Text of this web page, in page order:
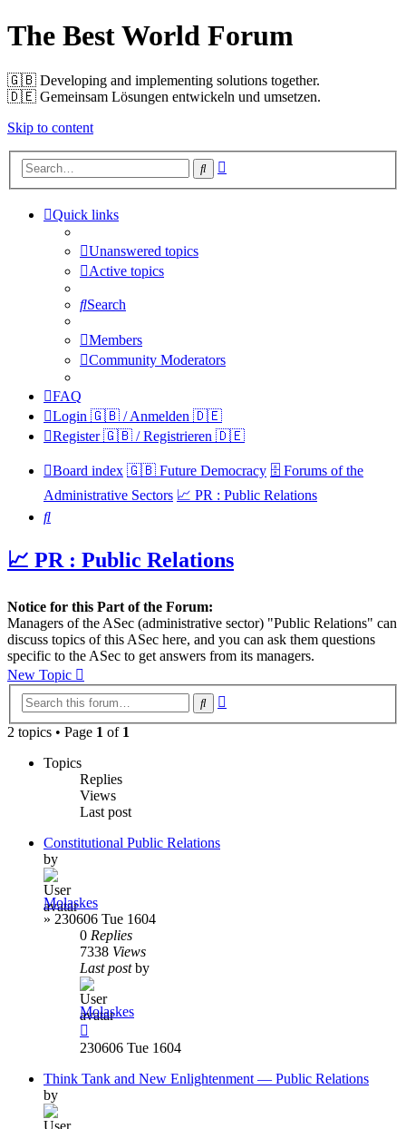
The Best World Forum
🇬🇧️ Developing and implementing solutions together.
🇩🇪️ Gemeinsam Lösungen entwickeln und umsetzen.
Skip to content
Search
Quick links
Unanswered topics
Active topics
Search
Members
Community Moderators
FAQ
Login 🇬🇧 / Anmelden 🇩🇪
Register 🇬🇧 / Registrieren 🇩🇪
Board index 🇬🇧 Future Democracy 🗄️ Forums of the
Administrative Sectors 📈 PR : Public Relations
Search
📈 PR : Public Relations
Notice for this Part of the Forum:
Managers of the ASec (administrative sector) "Public Relations" can
discuss topics of this ASec here, and you can ask them questions
specific to the ASec to get answers from its managers.
New Topic
Search
2 topics • Page 1 of 1
Topics
Replies
Views
Last post
Constitutional Public Relations
by
Molaskes
» 230606 Tue 1604
0 Replies
7338 Views
Last postby
Molaskes
230606 Tue 1604
Think Tank and New Enlightenment — Public Relations
by